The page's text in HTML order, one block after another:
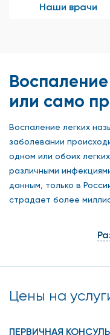
Наши врачи
или само
Воспаление легких
заболевании
одном или обоих
различными
данным, только в
страдает более
диагностики и
обычный грипп или
проблематично. Да и
Цены на
ПЕРВИЧНАЯ